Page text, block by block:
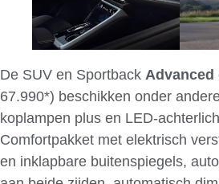
De SUV en Sportback Advanced
67.990*) beschikken onder
koplampen plus en LED-
Comfortpakket met elektrisch
en inklapbare buitenspiegels,